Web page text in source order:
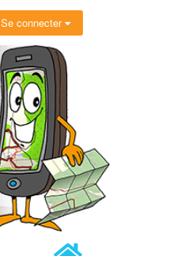
Se connecter